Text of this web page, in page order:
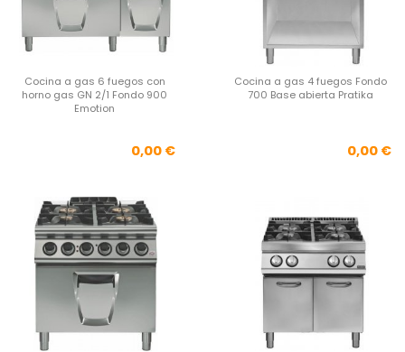
Cocina a gas 6 fuegos con
horno gas GN 2/1 Fondo 900
Emotion
Precio
0,00 €
Cocina a gas 4 fuegos Fondo
700 Base abierta Pratika
0,00 €